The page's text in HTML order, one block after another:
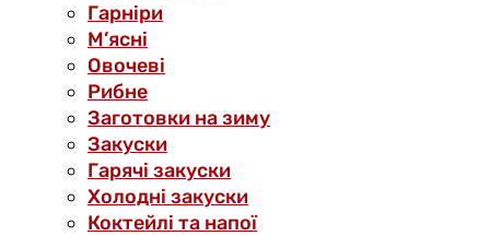
Гарніри
М’ясні
Овочеві
Рибне
Заготовки на зиму
Закуски
Гарячі закуски
Холодні закуски
Коктейлі та напої